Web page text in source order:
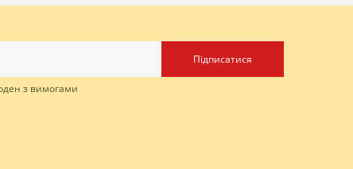
Підписатися
з вимогами